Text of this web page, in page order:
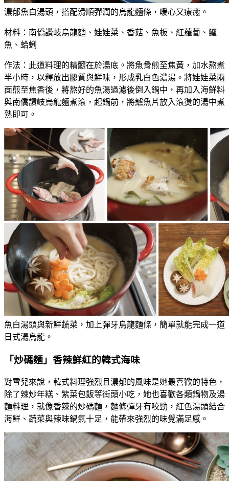
濃郁魚白湯頭，搭配滑順彈潤的烏龍麵條，暖心又療癒。
材料：南僑讚岐烏龍麵、娃娃菜、香菇、魚板、紅蘿蔔、鱸
魚、蛤蜊
作法：此道料理的精髓在於湯底。將魚骨煎至焦黃，加水熬煮
半小時，以釋放出膠質與鮮味，形成乳白色濃湯。將娃娃菜兩
面煎至焦香後，將熬好的魚湯過濾後倒入鍋中，再加入海鮮料
與南僑讚岐烏龍麵煮滾，起鍋前，將鱸魚片放入滾燙的湯中煮
熟即可。
魚白湯頭與新鮮蔬菜，加上彈牙烏龍麵條，簡單就能完成一道
日式湯烏龍。
「炒碼麵」香辣鮮紅的韓式海味
對雪兒來說，韓式料理強烈且濃郁的風味是她最喜歡的特色，
除了辣炒年糕、紫菜包飯等街頭小吃，她也喜歡各類鍋物及湯
麵料理，就像香辣的炒碼麵，麵條彈牙有咬勁，紅色湯頭結合
海鮮、蔬菜與辣味鍋氣十足，能帶來強烈的味覺滿足感。